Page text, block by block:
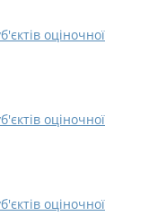
оціночної
оціночної
оціночної